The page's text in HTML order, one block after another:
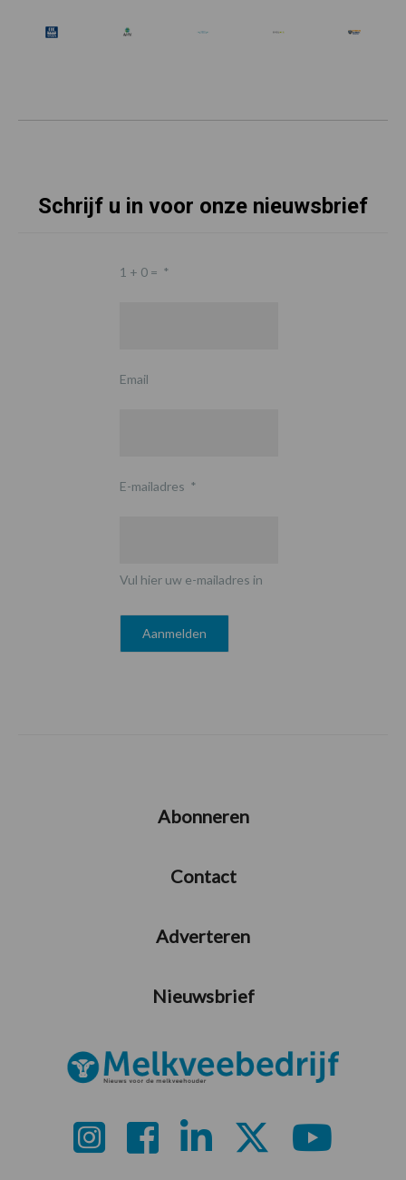
Schrijf u in voor onze nieuwsbrief
1 + 0 = *
Email
E-mailadres *
Vul hier uw e-mailadres in
Abonneren
Contact
Adverteren
Nieuwsbrief